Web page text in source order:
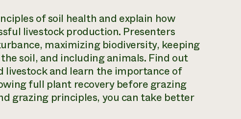
of soil health and explain how
livestock production. Presenters
maximizing biodiversity, keeping
soil, and including animals. Find out
livestock and learn the importance of
full plant recovery before grazing
grazing principles, you can take better